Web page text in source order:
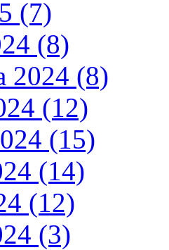
(7)
(8)
2024 (8)
(12)
(15)
(14)
(12)
(3)